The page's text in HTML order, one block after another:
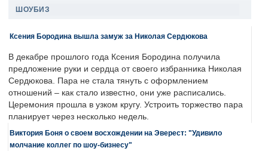
ШОУБИЗ
Ксения Бородина вышла замуж за Николая Сердюкова
В декабре прошлого года Ксения Бородина получила
предложение руки и сердца от своего избранника Николая
Сердюкова. Пара не стала тянуть с оформлением
отношений – как стало известно, они уже расписались.
Церемония прошла в узком кругу. Устроить торжество пара
планирует через несколько недель.
Виктория Боня о своем восхождении на Эверест: "Удивило
молчание коллег по шоу-бизнесу"